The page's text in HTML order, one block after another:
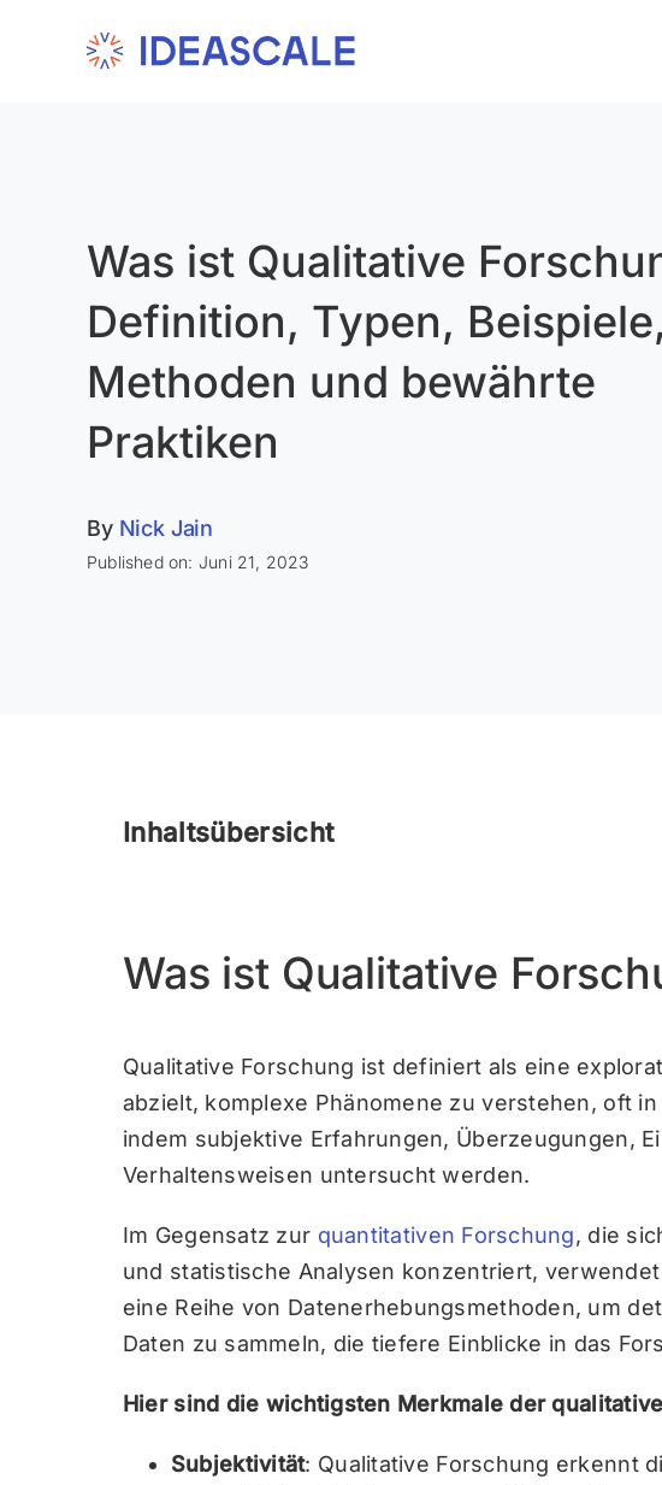
Was ist Qualitative
Definition, Typen, Beispiele,
Methoden und bewährte
Praktiken
By Nick Jain
Published on: Juni 21, 2023
Inhaltsübersicht
Was ist Qualitative
Qualitative Forschung ist definiert als eine
abzielt, komplexe Phänomene zu verstehen, oft
indem subjektive Erfahrungen, Überzeugungen,
Verhaltensweisen untersucht werden.
Im Gegensatz zur quantitativen Forschung, die
und statistische Analysen konzentriert,
eine Reihe von Datenerhebungsmethoden, um
Daten zu sammeln, die tiefere Einblicke in das
Hier sind die wichtigsten Merkmale der
Subjektivität: Qualitative Forschung erkennt